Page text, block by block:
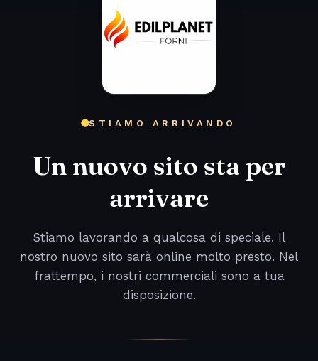
STIAMO ARRIVANDO
Un nuovo sito sta per
arrivare
Stiamo lavorando a qualcosa di speciale. Il
nostro nuovo sito sarà online molto presto. Nel
frattempo, i nostri commerciali sono a tua
disposizione.